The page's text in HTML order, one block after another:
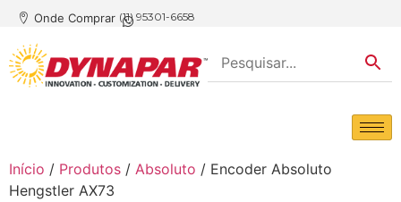
Onde Comprar (11) 95301-6658
Início / Produtos / Absoluto / Encoder Absoluto
Hengstler AX73